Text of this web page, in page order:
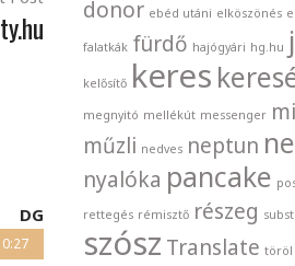
DG
donor ebéd utáni elköszönés
falatkák fürdő hajógyári hg.hu
kelősítő keres
megnyitó mellékút messenger
műzli nedves neptun
nyalóka pancake
rettegés rémisztő részeg
szósz Translate töröl